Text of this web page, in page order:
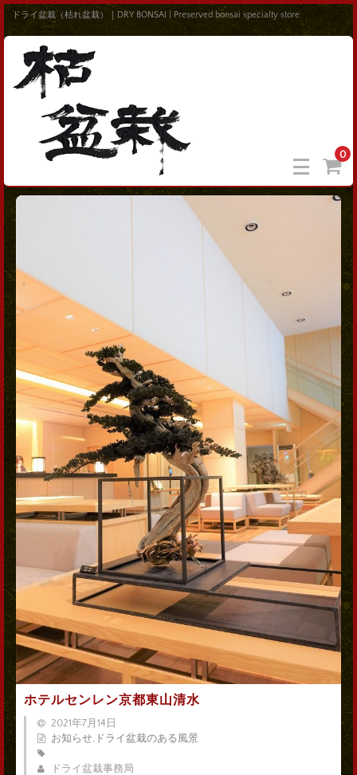
ドライ盆栽（枯れ盆栽）｜DRY BONSAI | Preserved bonsai specialty store
0
ホテルセンレン京都東山清水
2021年7月14日
お知らせ, ドライ盆栽のある風景
ドライ盆栽事務局